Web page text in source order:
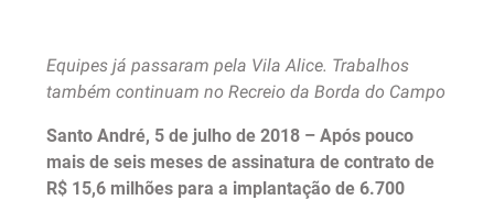
Equipes já passaram pela Vila Alice. Trabalhos
também continuam no Recreio da Borda do Campo
Santo André, 5 de julho de 2018 – Após pouco
mais de seis meses de assinatura de contrato de
R$ 15,6 milhões para a implantação de 6.700